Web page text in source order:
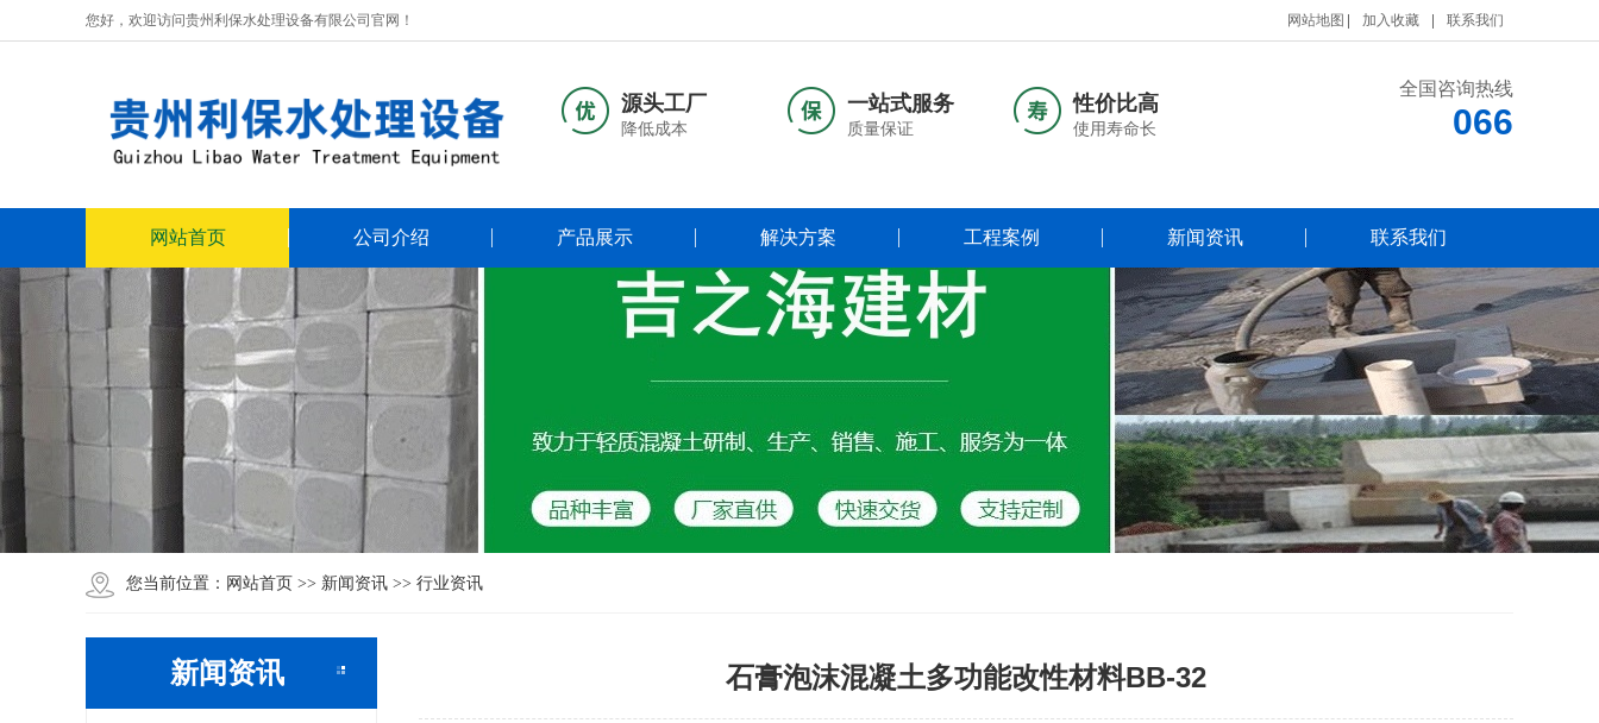
网站地图 加入收藏 联系我们
您好，欢迎访问贵州利保水处理设备有限公司官网！
源头工厂
降低成本
一站式服务
质量保证
性价比高
使用寿命长
全国咨询热线
066
网站首页 公司介绍 产品展示 解决方案 工程案例 新闻资讯 联系我们
您当前位置： 网站首页 >> 新闻资讯 >> 行业资讯
新闻资讯 石膏泡沫混凝土多功能改性材料BB-32